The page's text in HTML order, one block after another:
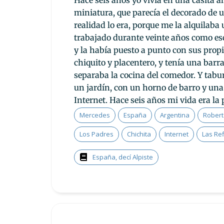
miniatura, que parecía el decorado de
realidad lo era, porque me la alquilaba
trabajado durante veinte años como
y la había puesto a punto con sus
chiquito y placentero, y tenía una
separaba la cocina del comedor. Y
un jardín, con un horno de barro y
Internet. Hace seis años mi vida era la
Mercedes España Argentina
Los Padres Chichita Internet Las
España, decí Alpiste